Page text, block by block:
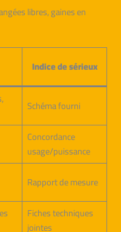
libres, gaines en
Indice de sérieux
Schéma fourni
Concordance
usage/puissance
Rapport de mesure
Fiches techniques
jointes